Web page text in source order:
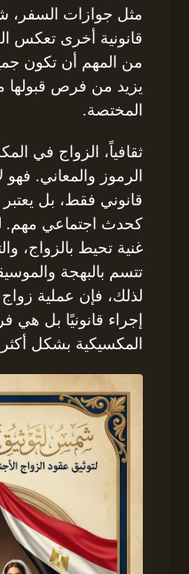
مثل جوازات السفر،
قانونية أخرى تعكس
من المهم أن تكون
يزيد من فرص
المختصة.
ثقافياً، الزواج في
الرموز والمعاني. فهو
قانوني فقط، بل
كحدث اجتماعي مهم.
غنية تحيط بالزواج،
تتسم بالبهجة
لذلك، فإن عملية
إجراء قانونيًا بل هي
المكسيكية بشكل